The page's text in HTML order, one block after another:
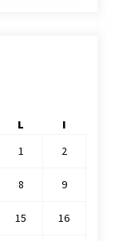
L
I
1
2
8 9
15 16